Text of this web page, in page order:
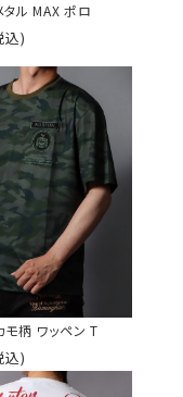
ル MAX ポロ
込)
柄 ワッペン T
込)